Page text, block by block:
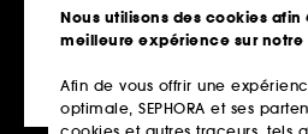
KILIAN PARIS
Angels' Share Paradis
Extrait de Parfum
Nous utilisons des cookies afin
meilleure expérience sur notre
Afin de vous offrir une
optimale, SEPHORA et ses
cookies et autres traceurs, tels